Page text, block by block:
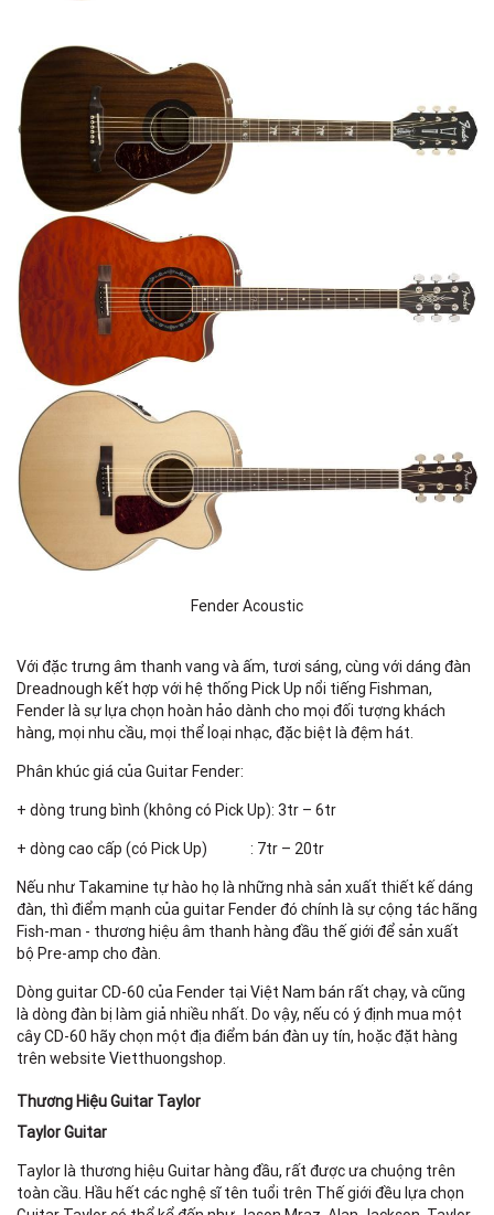
Fender Acoustic
Với đặc trưng âm thanh vang và ấm, tươi sáng, cùng với dáng đàn
Dreadnough kết hợp với hệ thống Pick Up nổi tiếng Fishman,
Fender là sự lựa chọn hoàn hảo dành cho mọi đối tượng khách
hàng, mọi nhu cầu, mọi thể loại nhạc, đặc biệt là đệm hát.
Phân khúc giá của Guitar Fender:
+ dòng trung bình (không có Pick Up): 3tr – 6tr
+ dòng cao cấp (có Pick Up) : 7tr – 20tr
Nếu như Takamine tự hào họ là những nhà sản xuất thiết kế dáng
đàn, thì điểm mạnh của guitar Fender đó chính là sự cộng tác hãng
Fish-man - thương hiệu âm thanh hàng đầu thế giới để sản xuất
bộ Pre-amp cho đàn.
Dòng guitar CD-60 của Fender tại Việt Nam bán rất chạy, và cũng
là dòng đàn bị làm giả nhiều nhất. Do vậy, nếu có ý định mua một
cây CD-60 hãy chọn một địa điểm bán đàn uy tín, hoặc đặt hàng
trên website Vietthuongshop.
Thương Hiệu Guitar Taylor
Taylor Guitar
Taylor là thương hiệu Guitar hàng đầu, rất được ưa chuộng trên
toàn cầu. Hầu hết các nghệ sĩ tên tuổi trên Thế giới đều lựa chọn